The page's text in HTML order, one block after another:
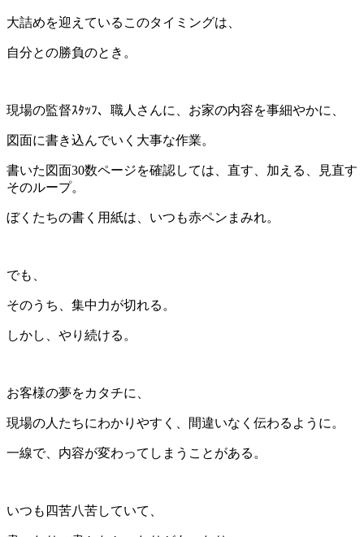
大詰めを迎えているこのタイミングは、
自分との勝負のとき。
現場の監督ｽﾀｯﾌ、職人さんに、お家の内容を事細やかに、
図面に書き込んでいく大事な作業。
書いた図面30数ページを確認しては、直す、加える、見直す
そのループ。
ぼくたちの書く用紙は、いつも赤ペンまみれ。
でも、
そのうち、集中力が切れる。
しかし、やり続ける。
お客様の夢をカタチに、
現場の人たちにわかりやすく、間違いなく伝わるように。
一線で、内容が変わってしまうことがある。
いつも四苦八苦していて、